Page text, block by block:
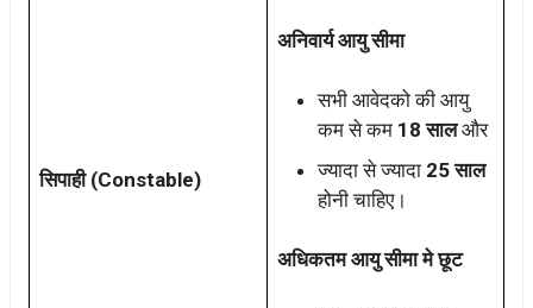
सिपाही (Constable)
अनिवार्य आयु सीमा
सभी आवेदको की आयु
कम से कम 18 सालऔर
ज्यादा से ज्यादा 25 साल
होनी चाहिए।
अधिकतम आयु सीमा मे छूट